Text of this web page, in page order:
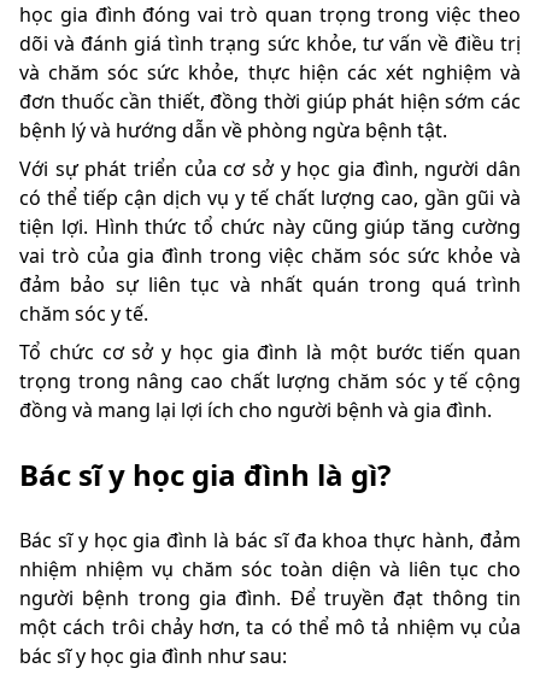
học gia đình đóng vai trò quan trọng trong việc theo
dõi và đánh giá tình trạng sức khỏe, tư vấn về điều trị
và chăm sóc sức khỏe, thực hiện các xét nghiệm và
đơn thuốc cần thiết, đồng thời giúp phát hiện sớm các
bệnh lý và hướng dẫn về phòng ngừa bệnh tật.
Với sự phát triển của cơ sở y học gia đình, người dân
có thể tiếp cận dịch vụ y tế chất lượng cao, gần gũi và
tiện lợi. Hình thức tổ chức này cũng giúp tăng cường
vai trò của gia đình trong việc chăm sóc sức khỏe và
đảm bảo sự liên tục và nhất quán trong quá trình
chăm sóc y tế.
Tổ chức cơ sở y học gia đình là một bước tiến quan
trọng trong nâng cao chất lượng chăm sóc y tế cộng
đồng và mang lại lợi ích cho người bệnh và gia đình.
Bác sĩ y học gia đình là gì?
Bác sĩ y học gia đình là bác sĩ đa khoa thực hành, đảm
nhiệm nhiệm vụ chăm sóc toàn diện và liên tục cho
người bệnh trong gia đình. Để truyền đạt thông tin
một cách trôi chảy hơn, ta có thể mô tả nhiệm vụ của
bác sĩ y học gia đình như sau: